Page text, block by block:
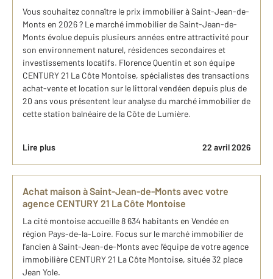
Vous souhaitez connaître le prix immobilier à Saint-Jean-de-
Monts en 2026 ? Le marché immobilier de Saint-Jean-de-
Monts évolue depuis plusieurs années entre attractivité pour
son environnement naturel, résidences secondaires et
investissements locatifs. Florence Quentin et son équipe
CENTURY 21 La Côte Montoise, spécialistes des transactions
achat-vente et location sur le littoral vendéen depuis plus de
20 ans vous présentent leur analyse du marché immobilier de
cette station balnéaire de la Côte de Lumière.
Lire plus 22 avril 2026
Achat maison à Saint-Jean-de-Monts avec votre
agence CENTURY 21 La Côte Montoise
La cité montoise accueille 8 634 habitants en Vendée en
région Pays-de-la-Loire. Focus sur le marché immobilier de
l’ancien à Saint-Jean-de-Monts avec l’équipe de votre agence
immobilière CENTURY 21 La Côte Montoise, située 32 place
Jean Yole.